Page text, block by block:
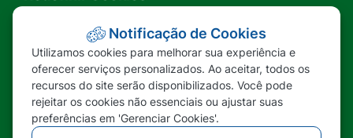
Transparência
Ouvidoria
SIC
Notificação de Cookies
Utilizamos cookies para melhorar sua experiência e
oferecer serviços personalizados. Ao aceitar, todos os
recursos do site serão disponibilizados. Você pode
rejeitar os cookies não essenciais ou ajustar suas
preferências em 'Gerenciar Cookies'.